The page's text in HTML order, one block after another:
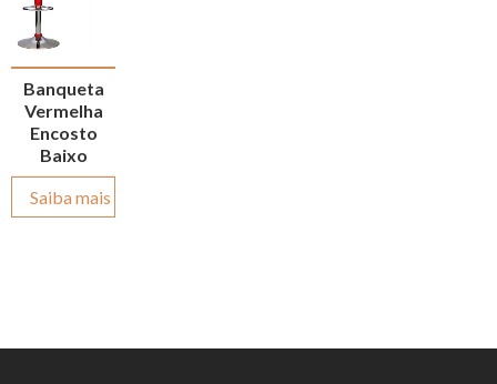
Banqueta
Vermelha
Encosto
Baixo
Saiba mais